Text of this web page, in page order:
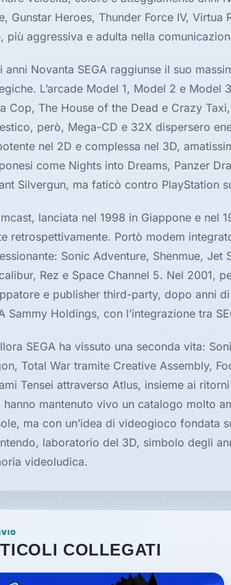
Gunstar Heroes, Thunder Force IV,
più aggressiva e adulta nella
anni Novanta SEGA raggiunse il suo
L’arcade Model 1, Model 2 e Model
Cop, The House of the Dead e Crazy
però, Mega-CD e 32X dispersero
nel 2D e complessa nel 3D,
come Nights into Dreams, Panzer
Silvergun, ma faticò contro PlayStation
lanciata nel 1998 in Giappone e nel
retrospettivamente. Portò modem
Sonic Adventure, Shenmue,
Rez e Space Channel 5. Nel 2001,
e publisher third-party, dopo anni
Sammy Holdings, con l’integrazione tra
SEGA ha vissuto una seconda vita:
Total War tramite Creative Assembly,
Tensei attraverso Atlus, insieme ai
hanno mantenuto vivo un catalogo molto
ma con un’idea di videogioco fondata
laboratorio del 3D, simbolo degli
videoludica.
COLLEGATI